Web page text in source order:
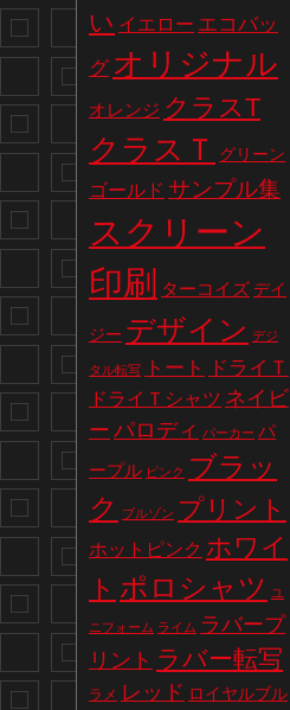
い イエロー エコバッ
グ オリジナル
オレンジ クラスT
クラスＴ グリーン
ゴールド サンプル集
スクリーン
印刷
ターコイズ デイ
ジー デザイン デジ
タル転写 トート ドライＴ
ドライＴシャツ ネイビ
ー パロディ パーカー パ
ープル ピンク ブラッ
ク
ブルゾン プリント
ホットピンク ホワイ
ト ポロシャツ ユ
ニフォーム ライム ラバープ
リント ラバー転写
ラメ レッド ロイヤルブル